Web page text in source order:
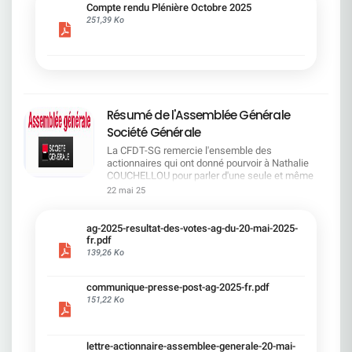
cadre du dialogue social.Bonne lecture !
Compte rendu Plénière Octobre 2025
251,39 Ko
Résumé de l'Assemblée Générale
Société Générale
La CFDT-SG remercie l'ensemble des
actionnaires qui ont donné pourvoir à Nathalie
COUCHELLOU pour parler d'une seule et même
voix.L'assemblée Générale s'est ouverte avec 4
souligné la forte amélioration en 2024 de tous les
facteurs financiers et le premier trimestre 2025
encourageant.Le Directeur Général, Slawomir
solide. Etre une banque simple et intégrée. Etre
une banque efficace. Etre une banque rentable. Le
22 mai 25
ag-2025-resultat-des-votes-ag-du-20-mai-2025-
fr.pdf
139,26 Ko
communique-presse-post-ag-2025-fr.pdf
151,22 Ko
lettre-actionnaire-assemblee-generale-20-mai-